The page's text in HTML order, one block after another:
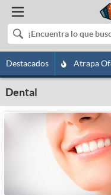
Destacados Atrapa
Dental